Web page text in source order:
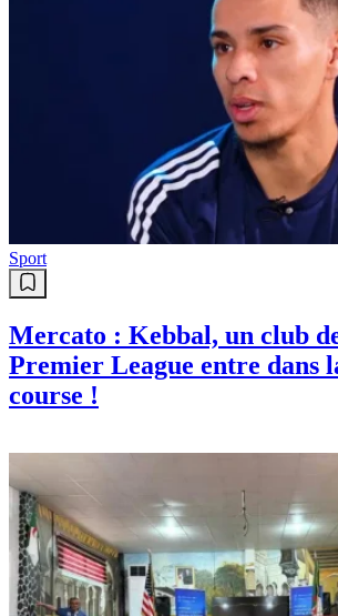
Sport
Mercato : Kebbal, un club
Premier League entre dans
course !